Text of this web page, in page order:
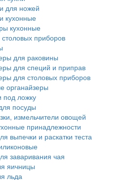
для ножей
кухонные
кухонные
приборов
для раковины
для специй и приправ
для столовых приборов
органайзеры
под ложку
посуды
измельчители овощей
принадлежности
выпечки и раскатки теста
заваривания чая
яичницы
льда